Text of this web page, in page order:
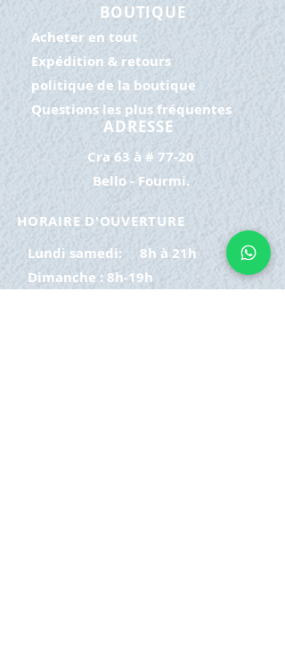
BOUTIQUE
Acheter en tout
Expédition & retours
politique de la boutique
Questions les plus fréquentes
ADRESSE
Cra 63 à # 77-20
Bello - Fourmi.
HORAIRE D'OUVERTURE
Lundi samedi:
8h à 21h
Dimanche : 8h-19h